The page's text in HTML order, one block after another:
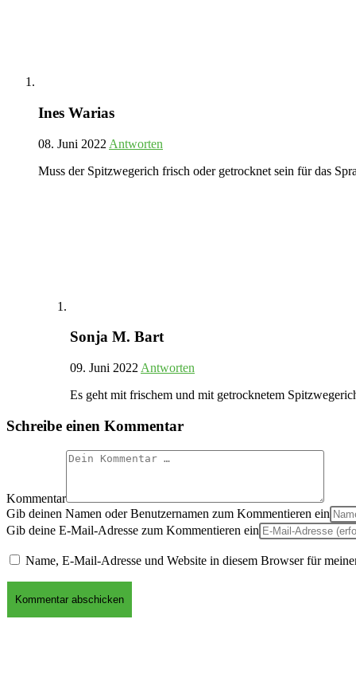
Ines Warias
08. Juni 2022 Antworten
Muss der Spitzwegerich frisch oder getrocknet sein für das
Sonja M. Bart
09. Juni 2022 Antworten
Es geht mit frischem und mit getrocknetem
Schreibe einen Kommentar
Kommentar
Gib deinen Namen oder Benutzernamen zum Kommentieren ein
Gib deine E-Mail-Adresse zum Kommentieren ein
Name, E-Mail-Adresse und Website in diesem Browser für